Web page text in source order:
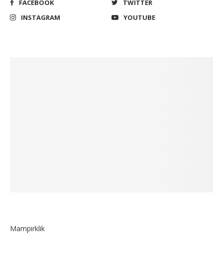
FACEBOOK
TWITTER
INSTAGRAM
YOUTUBE
Mampirklik